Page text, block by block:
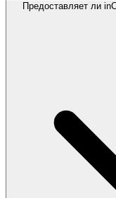
Предоставляет ли